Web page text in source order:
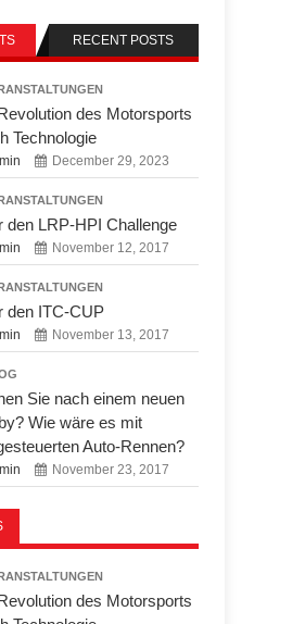
RECENT POSTS
des Motorsports
Technologie
December 29, 2023
den LRP-HPI Challenge
November 12, 2017
den ITC-CUP
November 13, 2017
Sie nach einem neuen
Wie wäre es mit
Auto-Rennen?
November 23, 2017
des Motorsports